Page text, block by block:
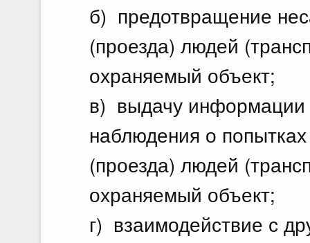
б) предотвращение
(проезда) людей
охраняемый объект;
в) выдачу информации
наблюдения о
(проезда) людей
охраняемый объект;
г) взаимодействие с